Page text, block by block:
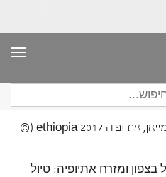
המאבטחים שלנו בשמורת הרי סימייאן, אתיופיה ethiopia 2017 (©
בצפון ומזרח אתיופיה: טיול